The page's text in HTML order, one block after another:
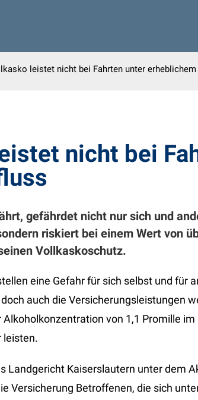
leistet nicht bei Fahrten unter
nicht bei
gefährdet nicht nur sich und
riskiert bei einem Wert von
Vollkaskoschutz.
eine Gefahr für sich selbst und für
auch die Versicherungsleistungen
von 1,1 Promille
leisten.
Landgericht Kaiserslautern unter dem
Versicherung Betroffenen, die sich